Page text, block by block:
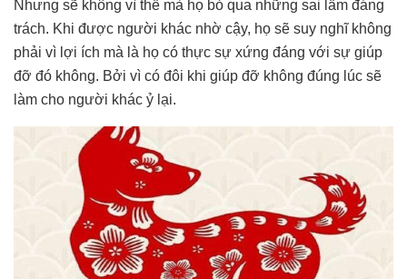
Nhưng sẽ không vì thế mà họ bỏ qua những sai lầm đáng
trách. Khi được người khác nhờ cậy, họ sẽ suy nghĩ không
phải vì lợi ích mà là họ có thực sự xứng đáng với sự giúp
đỡ đó không. Bởi vì có đôi khi giúp đỡ không đúng lúc sẽ
làm cho người khác ỷ lại.